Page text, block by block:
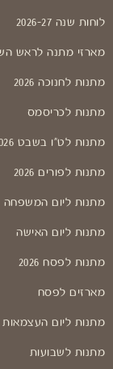
לוחות שנה 2026-27
מארזי מתנה לראש
מתנות לחנוכה 2026
מתנות לכריסמס
מתנות לט"ו בשבט 2026
מתנות לפורים 2026
מתנות ליום המשפחה
מתנות ליום האישה
מתנות לפסח 2026
מארזים לפסח
מתנות ליום העצמאות
מתנות לשבועות